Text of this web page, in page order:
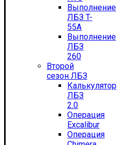
Выполнение
ЛБЗ T-
55А
Выполнение
ЛБЗ
260
Второй
сезон ЛБЗ
Калькулятор
ЛБЗ
2.0
Операция
Excalibur
Операция